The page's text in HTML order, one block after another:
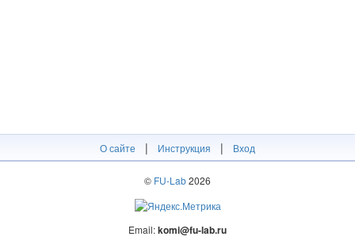
О сайте | Инструкция | Вход
© FU-Lab2026
Email:komi@fu-lab.ru